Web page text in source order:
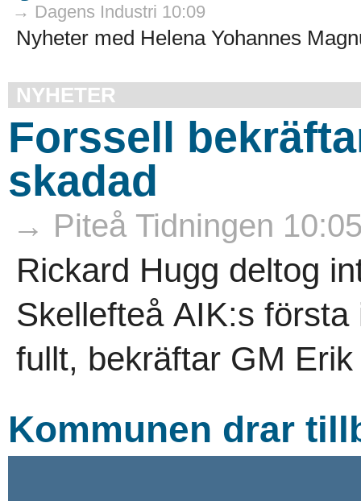
→ Dagens Industri 10:09
Nyheter med Helena Yohannes
NYHETER
Forssell
skadad
→ Piteå Tidningen
Rickard Hugg deltog
Skellefteå AIK:s
fullt, bekräftar GM
Kommunen drar